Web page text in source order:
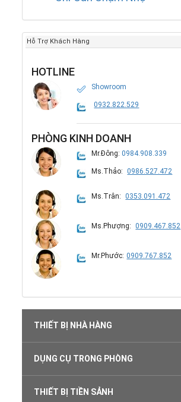
Hỗ Trợ Khách Hàng
HOTLINE
Showroom
0932.822.529
PHÒNG KINH DOANH
Mr.Đông:0984.908.339
Ms.Thảo: 0986.527.472
Ms.Trân: 0353.091.472
Ms.Phượng: 0909.467.852
Mr.Phước: 0909.767.852
THIẾT BỊ NHÀ HÀNG
DỤNG CỤ TRONG PHÒNG
THIẾT BỊ TIỀN SẢNH